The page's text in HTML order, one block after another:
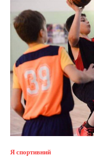
Я спортивний